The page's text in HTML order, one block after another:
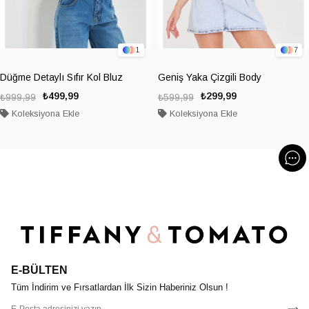
1
Düğme Detaylı Sıfır Kol Bluz
₺499,99
₺999,99
Koleksiyona Ekle
7
Geniş Yaka Çizgili Body
₺299,99
₺599,99
Koleksiyona Ekle
E-BÜLTEN
Tüm İndirim ve Fırsatlardan İlk Sizin Haberiniz Olsun !